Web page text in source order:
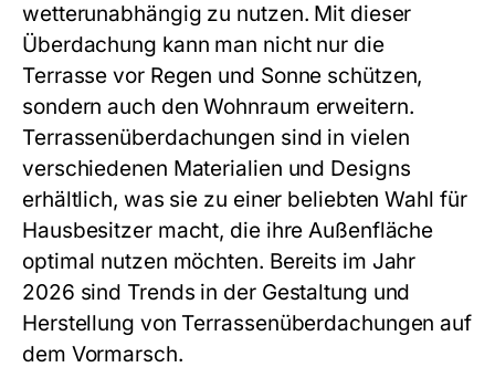
wetterunabhängig zu nutzen. Mit dieser
Überdachung kann man nicht nur die
Terrasse vor Regen und Sonne schützen,
sondern auch den Wohnraum erweitern.
Terrassenüberdachungen sind in vielen
verschiedenen Materialien und Designs
erhältlich, was sie zu einer beliebten Wahl für
Hausbesitzer macht, die ihre Außenfläche
optimal nutzen möchten. Bereits im Jahr
2026 sind Trends in der Gestaltung und
Herstellung von Terrassenüberdachungen auf
dem Vormarsch.